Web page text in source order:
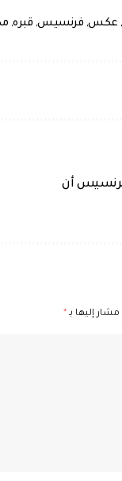
, عكس, فرنسيس, قبره,
فرنسيس أن
مشار إليها بـ*